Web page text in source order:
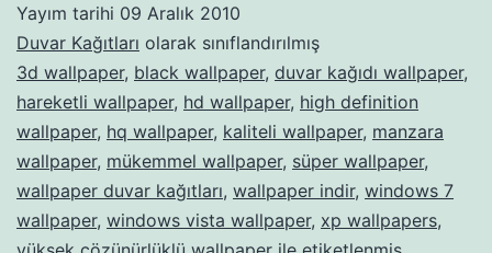
Yayım tarihi 09 Aralık 2010
Duvar Kağıtları olarak sınıflandırılmış
3d wallpaper, black wallpaper, duvar kağıdı wallpaper,
hareketli wallpaper, hd wallpaper, high definition
wallpaper, hq wallpaper, kaliteli wallpaper, manzara
wallpaper, mükemmel wallpaper, süper wallpaper,
wallpaper duvar kağıtları, wallpaper indir, windows 7
wallpaper, windows vista wallpaper, xp wallpapers,